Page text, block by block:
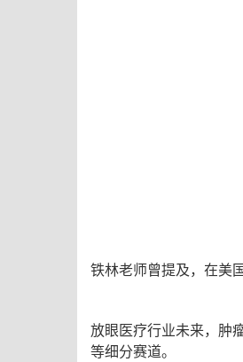
铁林老师曾提及，在美国
放眼医疗行业未来，肿
等细分赛道。